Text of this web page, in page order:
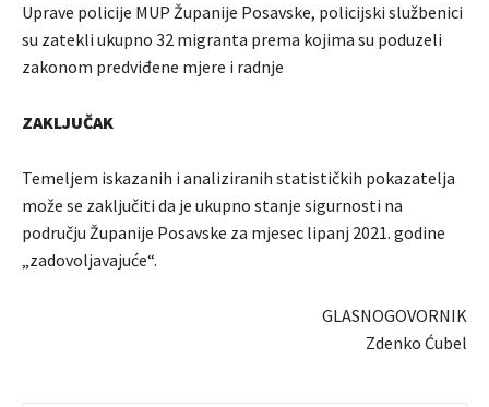
Uprave policije MUP Županije Posavske, policijski službenici
su zatekli ukupno 32 migranta prema kojima su poduzeli
zakonom predviđene mjere i radnje
ZAKLJUČAK
Temeljem iskazanih i analiziranih statističkih pokazatelja
može se zaključiti da je ukupno stanje sigurnosti na
području Županije Posavske za mjesec lipanj 2021. godine
„zadovoljavajuće“.
GLASNOGOVORNIK
Zdenko Ćubel